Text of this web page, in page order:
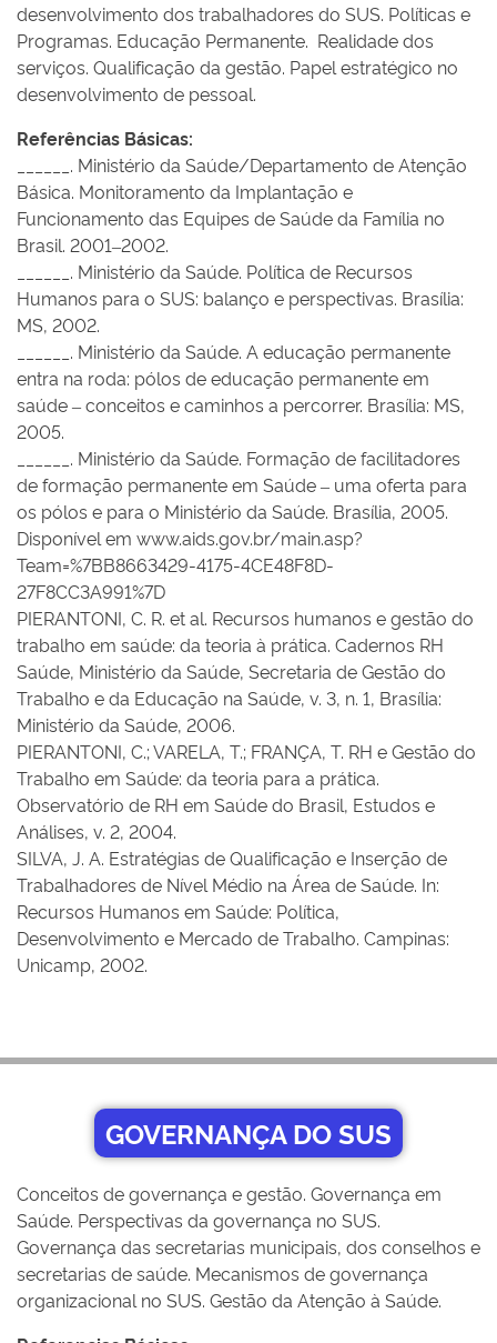
desenvolvimento dos trabalhadores do SUS. Políticas e
Programas. Educação Permanente. Realidade dos
serviços. Qualificação da gestão. Papel estratégico no
desenvolvimento de pessoal.
Referências Básicas:
______. Ministério da Saúde/Departamento de Atenção
Básica. Monitoramento da Implantação e
Funcionamento das Equipes de Saúde da Família no
Brasil. 2001–2002.
______. Ministério da Saúde. Política de Recursos
Humanos para o SUS: balanço e perspectivas. Brasília:
MS, 2002.
______. Ministério da Saúde. A educação permanente
entra na roda: pólos de educação permanente em
saúde – conceitos e caminhos a percorrer. Brasília: MS,
2005.
______. Ministério da Saúde. Formação de facilitadores
de formação permanente em Saúde – uma oferta para
os pólos e para o Ministério da Saúde. Brasília, 2005.
Disponível em www.aids.gov.br/main.asp?
Team=%7BB8663429-4175-4CE48F8D-
27F8CC3A991%7D
PIERANTONI, C. R. et al. Recursos humanos e gestão do
trabalho em saúde: da teoria à prática. Cadernos RH
Saúde, Ministério da Saúde, Secretaria de Gestão do
Trabalho e da Educação na Saúde, v. 3, n. 1, Brasília:
Ministério da Saúde, 2006.
PIERANTONI, C.; VARELA, T.; FRANÇA, T. RH e Gestão do
Trabalho em Saúde: da teoria para a prática.
Observatório de RH em Saúde do Brasil, Estudos e
Análises, v. 2, 2004.
SILVA, J. A. Estratégias de Qualificação e Inserção de
Trabalhadores de Nível Médio na Área de Saúde. In:
Recursos Humanos em Saúde: Política,
Desenvolvimento e Mercado de Trabalho. Campinas:
Unicamp, 2002.
GOVERNANÇA DO SUS
Conceitos de governança e gestão. Governança em
Saúde. Perspectivas da governança no SUS.
Governança das secretarias municipais, dos conselhos e
secretarias de saúde. Mecanismos de governança
organizacional no SUS. Gestão da Atenção à Saúde.